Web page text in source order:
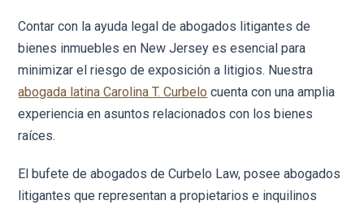
Contar con la ayuda legal de abogados litigantes de
bienes inmuebles en New Jersey es esencial para
minimizar el riesgo de exposición a litigios. Nuestra
abogada latina Carolina T. Curbelo cuenta con una amplia
experiencia en asuntos relacionados con los bienes
raíces.
El bufete de abogados de Curbelo Law, posee abogados
litigantes que representan a propietarios e inquilinos